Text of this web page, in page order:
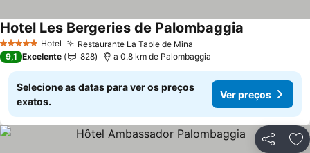
5 Estrelas Hotel Restaurante La Table de Mina
Hotel Les Bergeries de Palombaggia
9,1 Excelente 828 a 0.8 km de Palombaggia
Selecione as datas para ver os preços
exatos.
Ver preços
Partilhar